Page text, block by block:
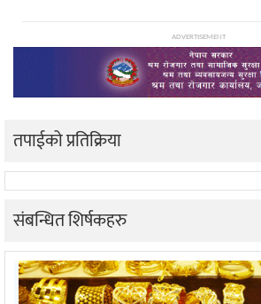
ADVERTISEMENT
तपाईको प्रतिक्रिया
संबन्धित शिर्षकहरु